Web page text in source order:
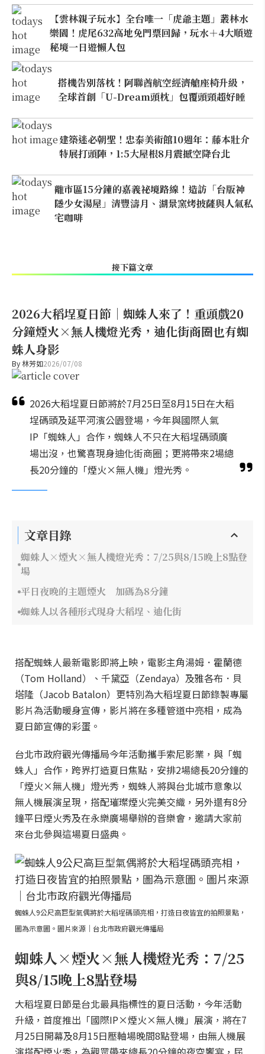
【雲林親子玩水】全台唯一「虎爺主題」叢林水
樂園！虎尾632高地免門票回歸，玩水＋4大順遊
秘境一日遊懶人包
搭機告別落枕！阿聯酋航空經濟艙座椅升級，
全球首創「U-Dream頭枕」包覆頭頸超好睡
建築迷必朝聖！忠泰美術館10週年：藤本壯介
特展打頭陣，1:5大屋根8月震撼空降台北
離市區15分鐘的嘉義祕境路線！造訪「台版神
隱少女湯屋」清豐濤月、湖景窯烤披薩與人氣私
宅咖啡
接下篇文章
2026大稻埕夏日節｜蜘蛛人來了！重頭戲20
分鐘煙火×無人機燈光秀，迪化街商圈也有蜘
蛛人身影
By林芳如2026/07/08
2026大稻埕夏日節將於7月25日至8月15日在大稻
埕碼頭及延平河濱公園登場，今年與國際人氣
IP「蜘蛛人」合作，蜘蛛人不只在大稻埕碼頭廣
場出沒，也驚喜現身迪化街商圈；更將帶來2場總
長20分鐘的「煙火×無人機」燈光秀。
文章目錄
蜘蛛人×煙火×無人機燈光秀：7/25與8/15晚上8點登
場
平日夜晚的主題煙火 加碼為8分鐘
蜘蛛人以各種形式現身大稻埕、迪化街
搭配蜘蛛人最新電影即將上映，電影主角湯姆．霍蘭德
（Tom Holland）、千黛亞（Zendaya）及雅各布．貝
塔隆（Jacob Batalon）更特別為大稻埕夏日節錄製專屬
影片為活動暖身宣傳，影片將在多種管道中亮相，成為
夏日節宣傳的彩蛋。
台北市政府觀光傳播局今年活動攜手索尼影業，與「蜘
蛛人」合作，跨界打造夏日焦點，安排2場總長20分鐘的
「煙火×無人機」燈光秀，蜘蛛人將與台北城市意象以
無人機展演呈現，搭配璀璨煙火完美交織，另外還有8分
鐘平日煙火秀及在永樂廣場舉辦的音樂會，邀請大家前
來台北參與這場夏日盛典。
蜘蛛人9公尺高巨型氣偶將於大稻埕碼頭亮相，打造日夜皆宜的拍照景點，
圖為示意圖。圖片來源｜台北市政府觀光傳播局
蜘蛛人×煙火×無人機燈光秀：7/25
與8/15晚上8點登場
大稻埕夏日節是台北最具指標性的夏日活動，今年活動
升級，首度推出「國際IP×煙火×無人機」展演，將在7
月25日開幕及8月15日壓軸場晚間8點登場，由無人機展